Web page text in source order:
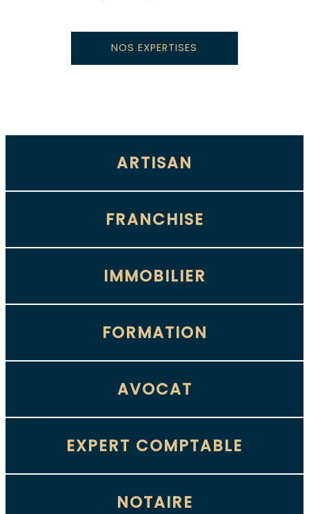
NOS EXPERTISES
ARTISAN
FRANCHISE
IMMOBILIER
FORMATION
AVOCAT
EXPERT COMPTABLE
NOTAIRE